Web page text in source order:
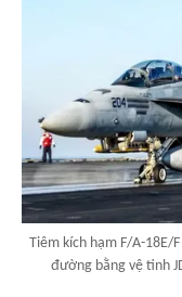
Tiêm kích hạm F/A-
đường bằng vệ tinh